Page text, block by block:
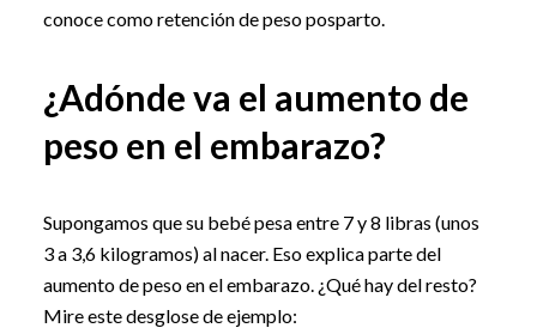
conoce como retención de peso posparto.
¿Adónde va el aumento de
peso en el embarazo?
Supongamos que su bebé pesa entre 7 y 8 libras (unos
3 a 3,6 kilogramos) al nacer. Eso explica parte del
aumento de peso en el embarazo. ¿Qué hay del resto?
Mire este desglose de ejemplo: